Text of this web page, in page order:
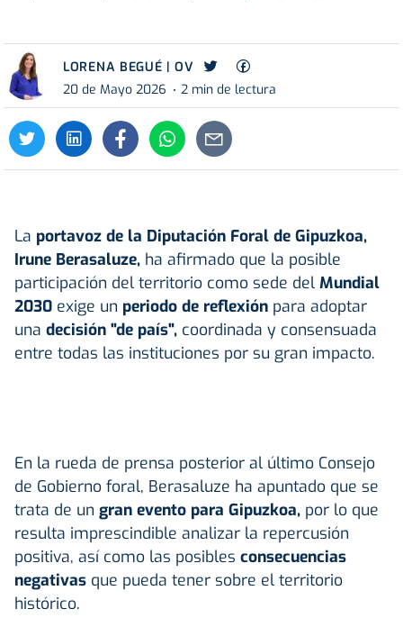
LORENA BEGUÉ | OV
20 de Mayo 2026
2 min de lectura
La portavoz de la Diputación Foral de Gipuzkoa,
Irune Berasaluze, ha afirmado que la posible
participación del territorio como sede del Mundial
2030 exige un periodo de reflexión para adoptar
una decisión "de país", coordinada y consensuada
entre todas las instituciones por su gran impacto.
En la rueda de prensa posterior al último Consejo
de Gobierno foral, Berasaluze ha apuntado que se
trata de un gran evento para Gipuzkoa, por lo que
resulta imprescindible analizar la repercusión
positiva, así como las posibles consecuencias
negativas que pueda tener sobre el territorio
histórico.